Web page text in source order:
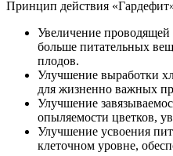
Принцип действия
Увеличение проводящей
больше питательных
плодов.
Улучшение выработки
для жизненно важных
Улучшение
опыляемости цветков,
Улучшение усвоения
клеточном уровне,